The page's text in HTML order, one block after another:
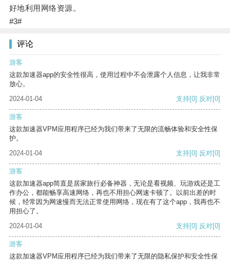
好地利用网络资源。
#3#
评论
游客
这款加速器app的安全性很高，使用过程中不会泄露个人信息，让我非常
放心。
2024-01-04
支持[0] 反对[0]
游客
这款加速器VPM应用程序已经为我们带来了无限的流畅体验和安全性保
护。
2024-01-04
支持[0] 反对[0]
游客
这款加速器app简直是居家旅行必备神器，无论是看视频、玩游戏还是工
作办公，都能畅享高速网络，再也不用担心网速卡顿了。以前出差的时
候，经常因为网速慢而无法正常使用网络，现在有了这个app，我再也不
用担心了。
2024-01-04
支持[0] 反对[0]
游客
这款加速器VPM应用程序已经为我们带来了无限的隐私保护和安全性保